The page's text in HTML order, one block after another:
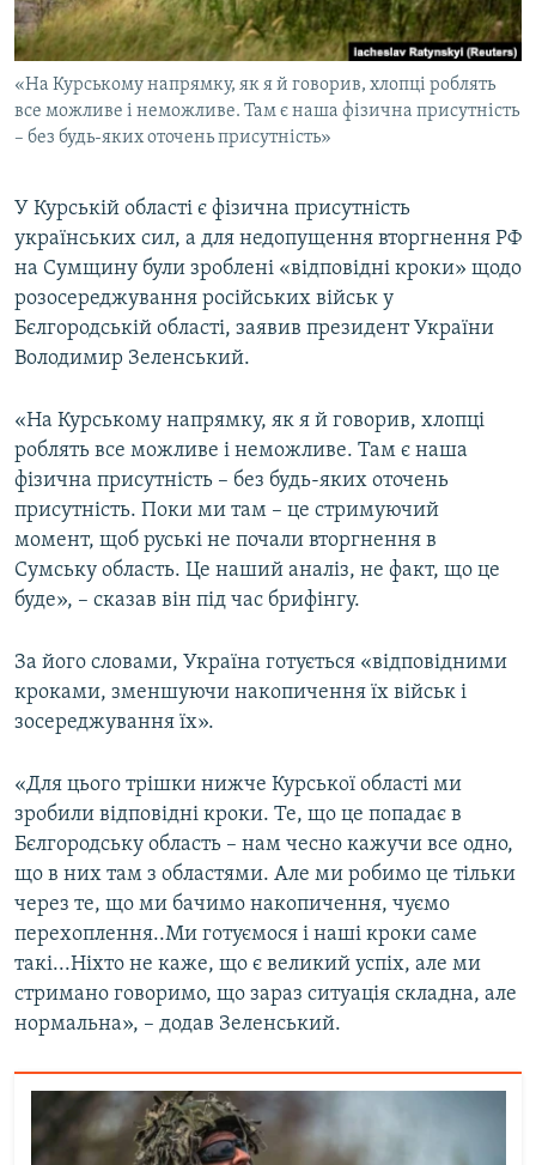
ПОДКАСТИ
КРИМ РЕАЛІЇ
РУС
КТАТ
ДОЛУЧАЙСЯ!
Усі сайти RFE/RL
«На Курському напрямку, як я й говорив, хлопці роблять
все можливе і неможливе. Там є наша фізична присутність
– без будь-яких оточень присутність»
У Курській області є фізична присутність
українських сил, а для недопущення вторгнення РФ
на Сумщину були зроблені «відповідні кроки» щодо
розосереджування російських військ у
Бєлгородській області, заявив президент України
Володимир Зеленський.
«На Курському напрямку, як я й говорив, хлопці
роблять все можливе і неможливе. Там є наша
фізична присутність – без будь-яких оточень
присутність. Поки ми там – це стримуючий
момент, щоб руські не почали вторгнення в
Сумську область. Це наший аналіз, не факт, що це
буде», – сказав він під час брифінгу.
За його словами, Україна готується «відповідними
кроками, зменшуючи накопичення їх військ і
зосереджування їх».
«Для цього трішки нижче Курської області ми
зробили відповідні кроки. Те, що це попадає в
Бєлгородську область – нам чесно кажучи все одно,
що в них там з областями. Але ми робимо це тільки
через те, що ми бачимо накопичення, чуємо
перехоплення..Ми готуємося і наші кроки саме
такі...Ніхто не каже, що є великий успіх, але ми
стримано говоримо, що зараз ситуація складна, але
нормальна», – додав Зеленський.